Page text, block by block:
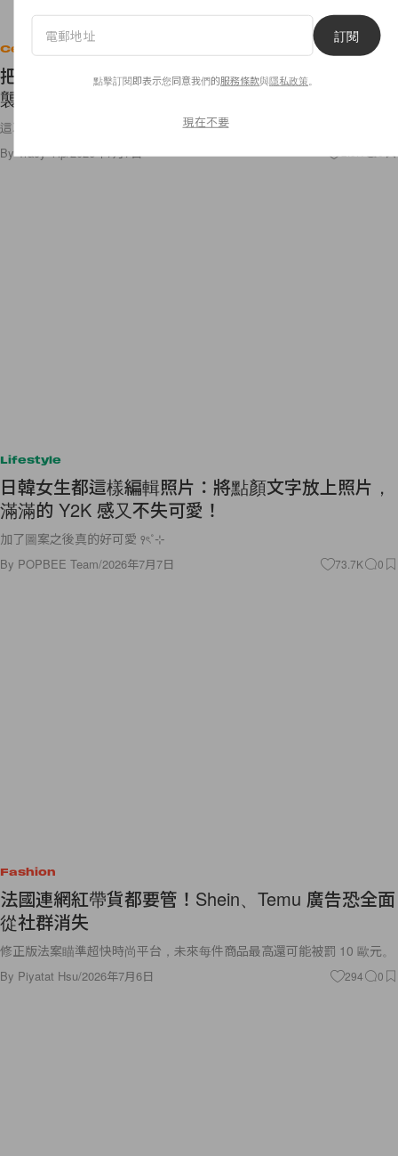
Celebrities
把世界巡演的感動穿上身！Nike x BTS 夢幻聯名來
襲，還有 10 款專屬客製圖樣
這次不搶怎麼行！
By Tracy Yip/2026年7月7日
Lifestyle
日韓女生都這樣編輯照片：將點顏文字放上照片，
滿滿的 Y2K 感又不失可愛！
加了圖案之後真的好可愛 ꣑ৎ˚⊹
By POPBEE Team/2026年7月7日 73.7K 0
Fashion
法國連網紅帶貨都要管！Shein、Temu 廣告恐全面
從社群消失
修正版法案瞄準超快時尚平台，未來每件商品最高還可能被罰 10 歐元。
By Piyatat Hsu/2026年7月6日 294 0
訂閱
點擊訂閱即表示您同意我們的服務條款與隱私政策
現在不要